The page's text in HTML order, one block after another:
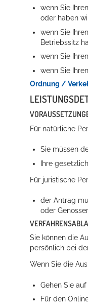
Konzerte, Tagungen und vieles
Die Stadthalle
wenn Sie
oder haben
wenn Sie
Betriebssitz
wenn Sie
wenn Sie
Ordnung /
Für natürliche
Sie müssen
Ihre
Für juristische
der Antrag
oder
Sie können die
persönlich bei
Wenn Sie die
Gehen Sie
Für den